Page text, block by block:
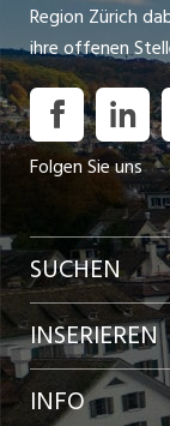
Region Zürich
ihre offenen
Folgen Sie uns
SUCHEN
Jobs im Kanton
Jobs in der
INSERIEREN
Preise und
INFO